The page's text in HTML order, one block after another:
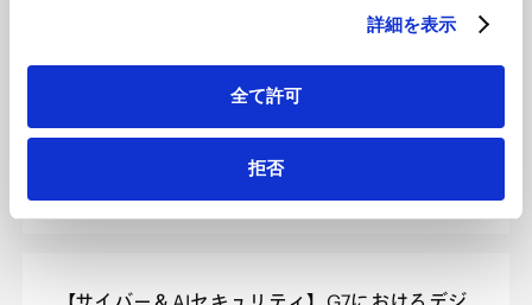
詳細を表示
全て許可
拒否
NEWSLETTERSニュースレター
【紛争解決】2026 年 6 月 ICC 仲裁規則改正